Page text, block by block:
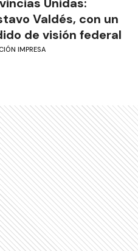
Valdés, con un
de visión federal
IMPRESA